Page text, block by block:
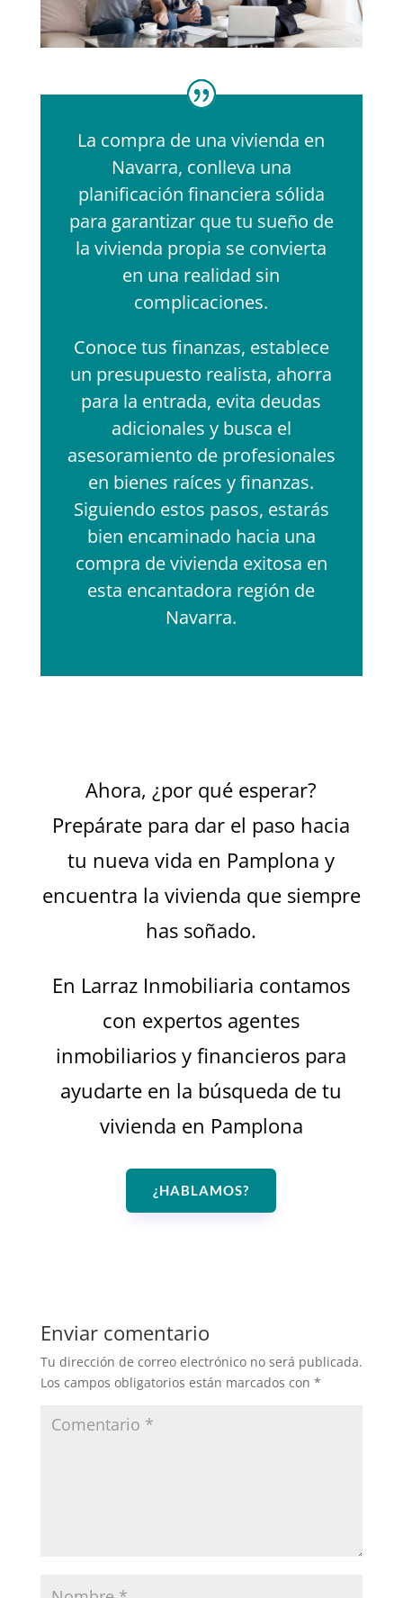
La compra de una vivienda en
Navarra, conlleva una
planificación financiera sólida
para garantizar que tu sueño de
la vivienda propia se convierta
en una realidad sin
complicaciones.
Conoce tus finanzas, establece
un presupuesto realista, ahorra
para la entrada, evita deudas
adicionales y busca el
asesoramiento de profesionales
en bienes raíces y finanzas.
Siguiendo estos pasos, estarás
bien encaminado hacia una
compra de vivienda exitosa en
esta encantadora región de
Navarra.
Ahora, ¿por qué esperar?
Prepárate para dar el paso hacia
tu nueva vida en Pamplona y
encuentra la vivienda que siempre
has soñado.
En Larraz Inmobiliaria contamos
con expertos agentes
inmobiliarios y financieros para
ayudarte en la búsqueda de tu
vivienda en Pamplona
¿HABLAMOS?
Enviar comentario
Tu dirección de correo electrónico no será publicada.
Los campos obligatorios están marcados con *